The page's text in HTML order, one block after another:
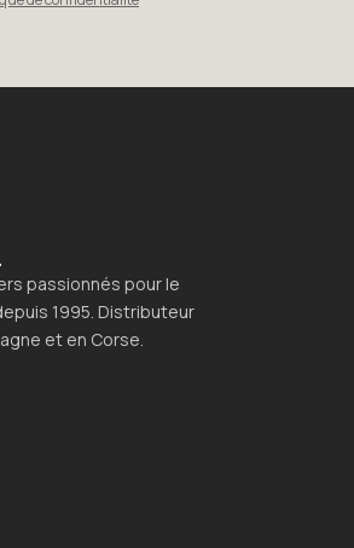
passionnés pour le
1995. Distributeur
et en Corse.